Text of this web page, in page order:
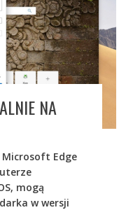
NA
Edge
mogą
w wersji